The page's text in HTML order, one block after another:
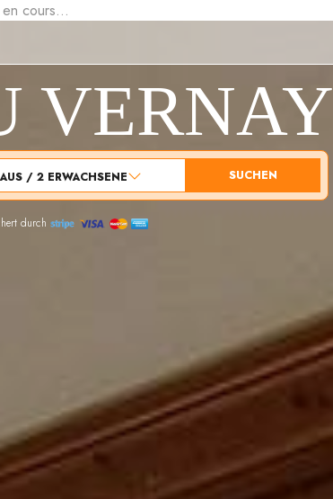
cours...
VERNAY
/ 2 ERWACHSENE SUCHEN
durch